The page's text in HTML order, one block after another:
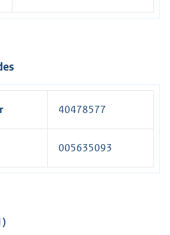
40478577
005635093